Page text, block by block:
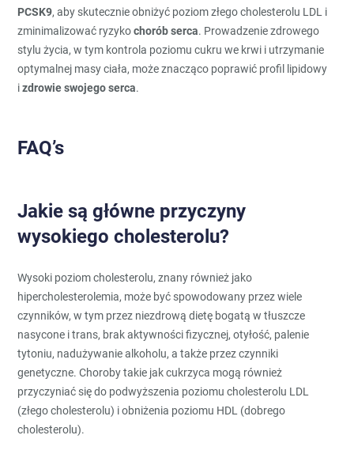
PCSK9, aby skutecznie obniżyć poziom złego cholesterolu LDL i
zminimalizować ryzykochorób serca. Prowadzenie zdrowego
stylu życia, w tym kontrola poziomu cukru we krwi i utrzymanie
optymalnej masy ciała, może znacząco poprawić profil lipidowy
izdrowie swojego serca.
FAQ’s
Jakie są główne przyczyny
wysokiego cholesterolu?
Wysoki poziom cholesterolu, znany również jako
hipercholesterolemia, może być spowodowany przez wiele
czynników, w tym przez niezdrową dietę bogatą w tłuszcze
nasycone i trans, brak aktywności fizycznej, otyłość, palenie
tytoniu, nadużywanie alkoholu, a także przez czynniki
genetyczne. Choroby takie jak cukrzyca mogą również
przyczyniać się do podwyższenia poziomu cholesterolu LDL
(złego cholesterolu) i obniżenia poziomu HDL (dobrego
cholesterolu).